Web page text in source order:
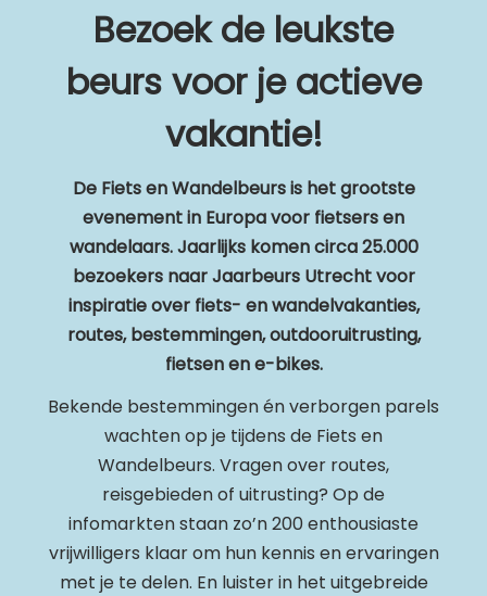
Bezoek de leukste
beurs voor je actieve
vakantie!
De Fiets en Wandelbeurs is het grootste
evenement in Europa voor fietsers en
wandelaars. Jaarlijks komen circa 25.000
bezoekers naar Jaarbeurs Utrecht voor
inspiratie over fiets- en wandelvakanties,
routes, bestemmingen, outdooruitrusting,
fietsen en e-bikes.
Bekende bestemmingen én verborgen parels
wachten op je tijdens de Fiets en
Wandelbeurs. Vragen over routes,
reisgebieden of uitrusting? Op de
infomarkten staan zo’n 200 enthousiaste
vrijwilligers klaar om hun kennis en ervaringen
met je te delen. En luister in het uitgebreide